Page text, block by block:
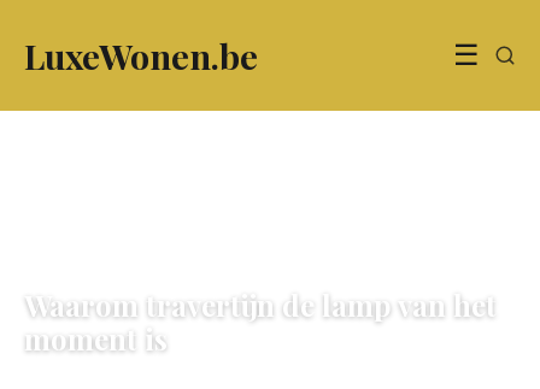
LuxeWonen.be ☰
Waarom travertijn de lamp van het
moment is